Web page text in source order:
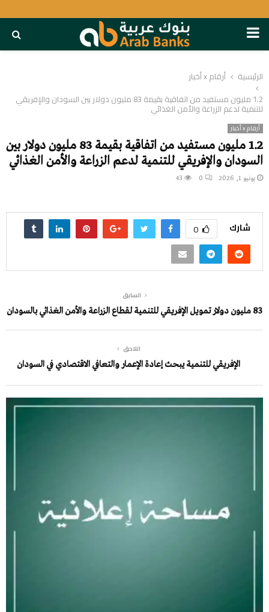
PRIMARY
MENU
الرئيسية
أرقام x أخبار
1.2 مليون مستفيد من اتفاقية بقيمة 83 مليون دولار بين السودان والإفريقي
للتنمية لدعم الزراعة والأمن الغذائي
أرقام x أخبار
1.2 مليون مستفيد من اتفاقية بقيمة 83 مليون دولار بين
السودان والإفريقي للتنمية لدعم الزراعة والأمن الغذائي
يونيو 1, 2026 0
43
شارك 0
السابق
83 مليون دولار تمويل الإفريقي للتنمية لقطاع الزراعة والأمن الغذائي بالسودان
اللاحق
الإفريقي للتنمية يبحث إعادة الإعمار والتعافي الاقتصادي في السودان